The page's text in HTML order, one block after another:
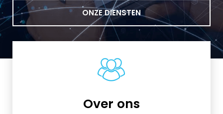
ONZE DIENSTEN
Over ons